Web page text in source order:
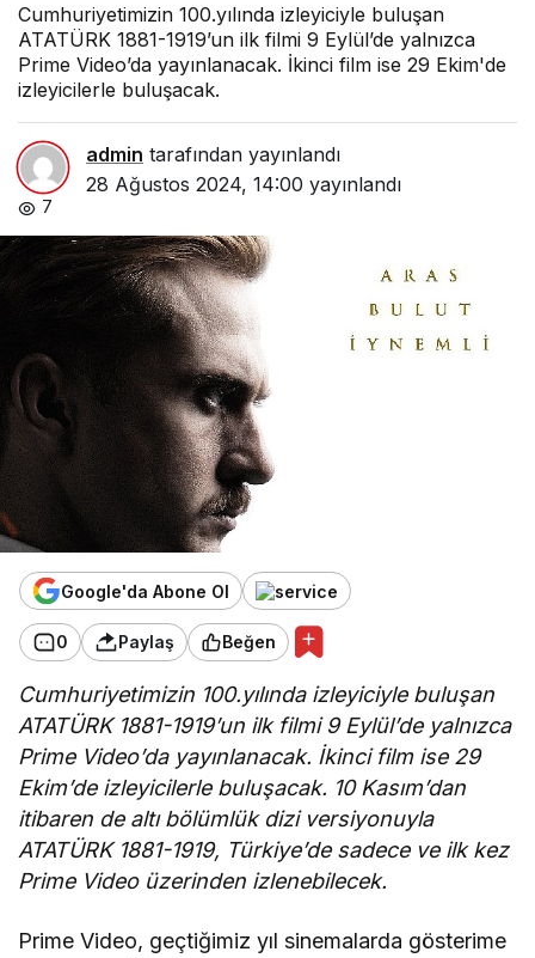
Cumhuriyetimizin 100.yılında izleyiciyle buluşan
ATATÜRK 1881-1919’un ilk filmi 9 Eylül’de yalnızca
Prime Video’da yayınlanacak. İkinci film ise 29 Ekim'de
izleyicilerle buluşacak.
admin tarafından yayınlandı
28 Ağustos 2024, 14:00 yayınlandı
7
Google'da Abone Ol
0 Paylaş Beğen
Cumhuriyetimizin 100.yılında izleyiciyle buluşan
ATATÜRK 1881-1919’un ilk filmi 9 Eylül’de yalnızca
Prime Video’da yayınlanacak. İkinci film ise 29
Ekim’de izleyicilerle buluşacak. 10 Kasım’dan
itibaren de altı bölümlük dizi versiyonuyla
ATATÜRK 1881-1919, Türkiye’de sadece ve ilk kez
Prime Video üzerinden izlenebilecek.
Prime Video, geçtiğimiz yıl sinemalarda gösterime